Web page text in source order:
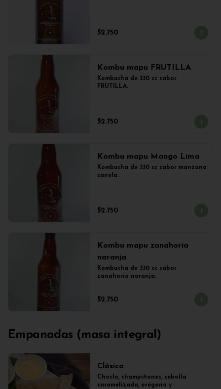
$2.750
Kombu mapu FRUTILLA
Kombucha de 330 cc sabor
FRUTILLA.
$2.750
Kombu mapu Mango Lima
Kombucha de 330 cc sabor manzana
canela.
$2.750
Kombu mapu zanahoria
naranja
Kombucha de 330 cc sabor
zanahoria naranja.
$2.750
Empanadas (masa integral)
Clásica
Choclo, champiñones, cebolla
caramelizada, orégano y